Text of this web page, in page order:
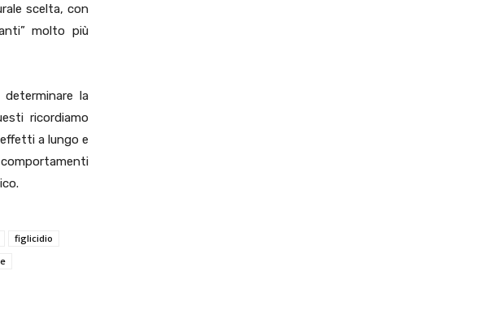
scelta, con
molto più
la
ricordiamo
a lungo e
figlicidio